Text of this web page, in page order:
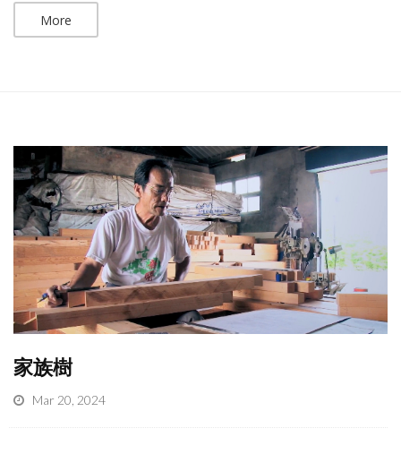
More
家族樹
Mar 20, 2024